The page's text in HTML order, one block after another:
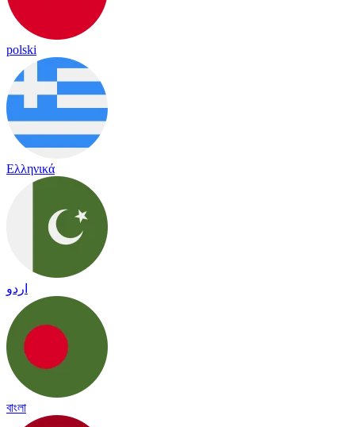
polski
Ελληνικά
اردو
বাংলা